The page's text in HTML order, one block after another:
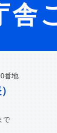
舎
番地
で